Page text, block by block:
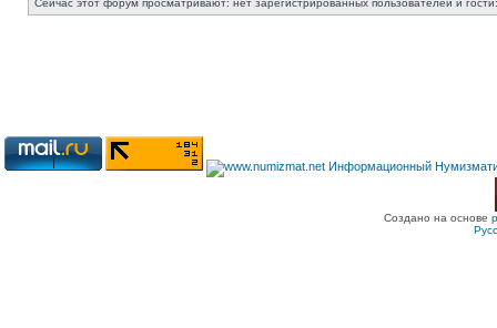
Сейчас этот форум просматривают: нет зарегистрированных пользователей и
Создано на основе